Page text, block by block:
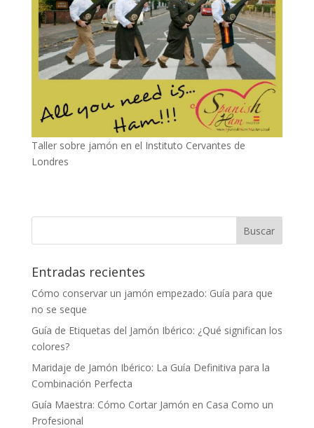
Taller sobre jamón en el Instituto Cervantes de
Londres
Entradas recientes
Cómo conservar un jamón empezado: Guía para que
no se seque
Guía de Etiquetas del Jamón Ibérico: ¿Qué significan los
colores?
Maridaje de Jamón Ibérico: La Guía Definitiva para la
Combinación Perfecta
Guía Maestra: Cómo Cortar Jamón en Casa Como un
Profesional